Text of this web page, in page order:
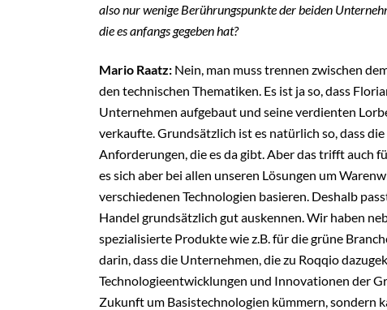
also nur wenige Berührungspunkte der beiden
die es anfangs gegeben hat?
Mario Raatz: Nein, man muss trennen zwischen
den technischen Thematiken. Es ist ja so, dass
Unternehmen aufgebaut und seine verdienten
verkaufte. Grundsätzlich ist es natürlich so, dass
Anforderungen, die es da gibt. Aber das trifft auch
es sich aber bei allen unseren Lösungen um
verschiedenen Technologien basieren. Deshalb
Handel grundsätzlich gut auskennen. Wir haben
spezialisierte Produkte wie z.B. für die grüne
darin, dass die Unternehmen, die zu Roqqio
Technologieentwicklungen und Innovationen der
Zukunft um Basistechnologien kümmern, sondern